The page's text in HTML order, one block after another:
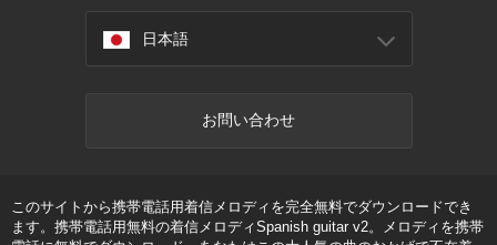
日本語
お問い合わせ
このサイトから携帯電話用着信メロディを完全無料でダウンロードでき
ます。携帯電話用無料の着信メロディSpanish guitar v2。メロディを携帯